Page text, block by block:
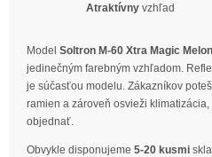
Atraktívny vzhľad
Model Soltron M-60 Xtra Magic Melon
jedinečným farebným vzhľadom.
je súčasťou modelu. Zákazníkov
ramien a zároveň osvieži
objednať.
Obvykle disponujeme 5-20 kusmi